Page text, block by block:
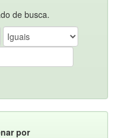
de busca.
por